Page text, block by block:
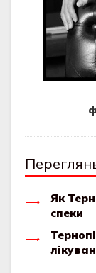
Як
спеки